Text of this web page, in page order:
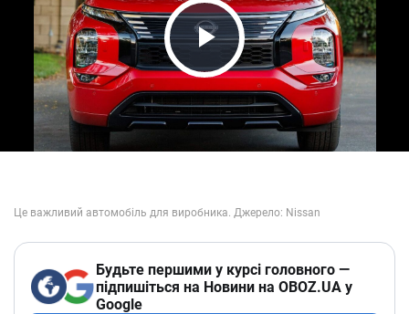
Play Video
Будьте першими у курсі головного —
підпишіться на Новини на OBOZ.UA у
Google